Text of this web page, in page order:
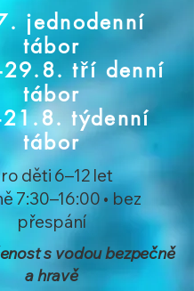
jednodenní
tábor
tří denní
tábor
týdenní
tábor
děti 6–12 let
7:30–16:00 • bez
přespání
s vodou bezpečně
a hravě